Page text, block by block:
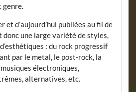
genre.
et d’aujourd’hui publiées au fil de
donc une large variété de styles,
: du rock progressif
par le metal, le post-rock, la
électroniques,
alternatives, etc.